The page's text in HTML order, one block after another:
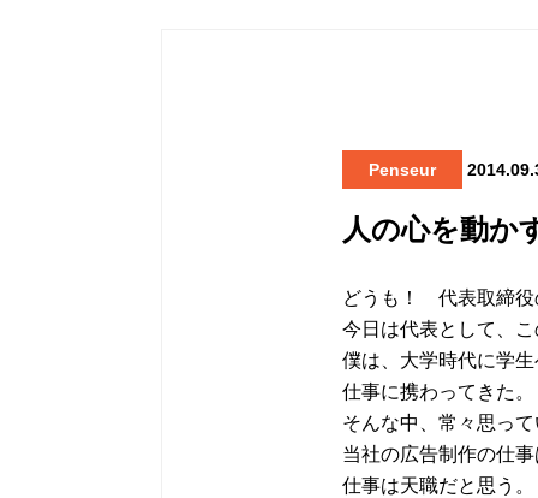
人の心を動か
Penseur
どうも！ 代表取締役
今日は代表として、
僕は、大学時代に学
仕事に携わってきた。
そんな中、常々思っ
当社の広告制作の仕
仕事は天職だと思う。